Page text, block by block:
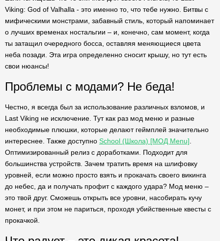
Viking: God of Valhalla - это именно то, что тебе нужно. Битвы с
мифическими монстрами, забавный стиль, который напоминает
о лучших временах ностальгии – и, конечно, сам момент, когда
ты затащил очередного босса, оставляя меняющиеся цвета
неба позади. Эта игра определенно сносит крышу, но тут есть
свои нюансы!
Проблемы с модами? Не беда!
Честно, я всегда был за использование различных взломов, и
Last Viking не исключение. Тут как раз мод меню и разные
необходимые плюшки, которые делают геймплей значительно
интереснее. Также доступно School (Школа) [МОД Menu]
Оптимизированный релиз с доработками. Подходит для
большинства устройств. Зачем тратить время на шлифовку
уровней, если можно просто взять и прокачать своего викинга
до небес, да и получать профит с каждого удара? Мод меню –
это твой друг. Сможешь открыть все уровни, насобирать кучу
монет, и при этом не париться, проходя убийственные квесты с
прокачкой.